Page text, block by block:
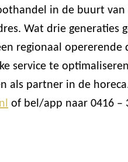
in de buurt
Wat drie
regionaal
service te
als partner in de
of bel/app naar 0416 –